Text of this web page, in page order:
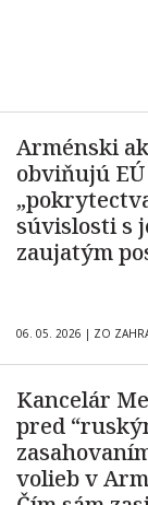
Arménski
obviňujú EÚ
súvislosti s
zaujatým
06. 05. 2026 | ZO
Kancelár
pred
volieb v